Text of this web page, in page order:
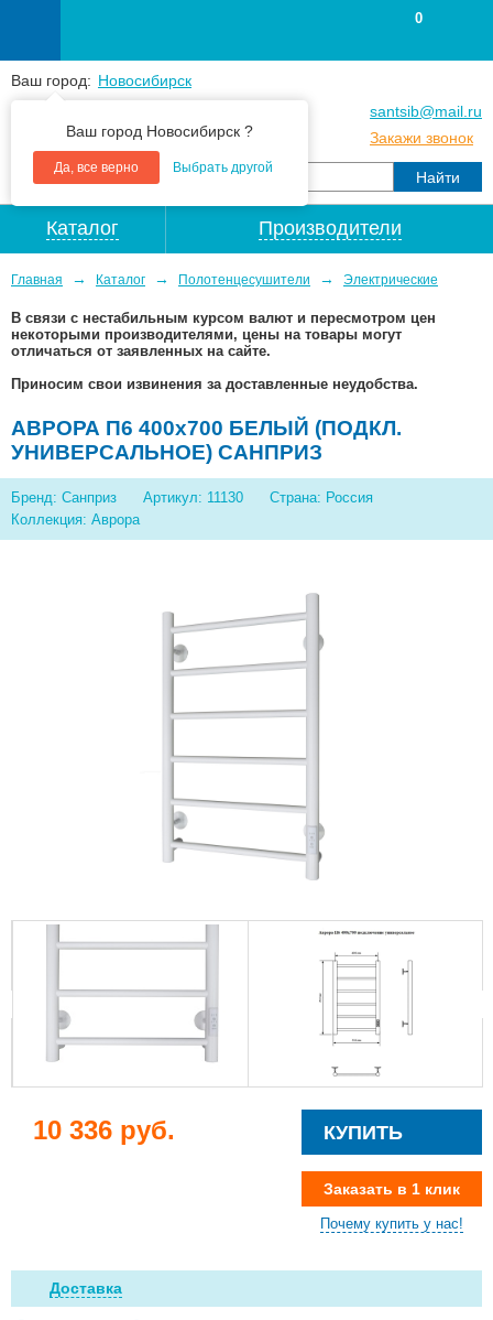
Ваш город: Новосибирск
Ваш город Новосибирск ?
Да, все верно Выбрать другой
+7(383) 213 79 30
santsib@mail.ru
Закажи звонок
0
Каталог Производители
Главная → Каталог → Полотенцесушители → Электрические
В связи с нестабильным курсом валют и пересмотром цен
некоторыми производителями, цены на товары могут
отличаться от заявленных на сайте.
Приносим свои извинения за доставленные неудобства.
АВРОРА П6 400х700 БЕЛЫЙ (ПОДКЛ.
УНИВЕРСАЛЬНОЕ) САНПРИЗ
Бренд: Санприз Артикул: 11130
Страна: Россия
Коллекция: Аврора
10 336 руб. КУПИТЬ
Заказать в 1 клик
Почему купить у нас!
Доставка